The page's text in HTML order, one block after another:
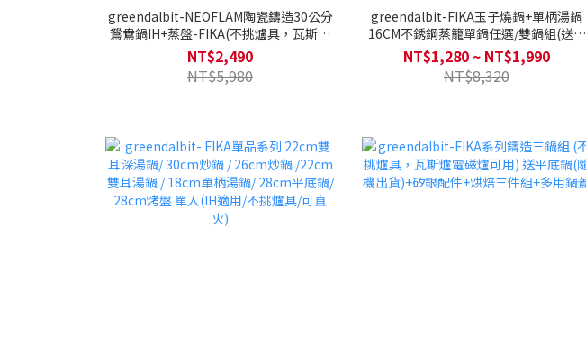
greendalbit-NEOFLAM陶瓷鑄造30公分
鴛鴦鍋IH+蒸盤-FIKA(不挑爐具，瓦斯爐
電磁爐可用) 送矽銀鍋鏟/湯勺/漏勺-顏色
隨機
NT$2,490
NT$5,980
greendalbit-FIKA玉子燒鍋+單柄湯鍋
16CM不銹鋼蒸籠單鍋任選/雙鍋組(送矽
銀玉子燒鍋鏟25公分-FIKA)
NT$1,280 ~ NT$1,990
NT$8,320